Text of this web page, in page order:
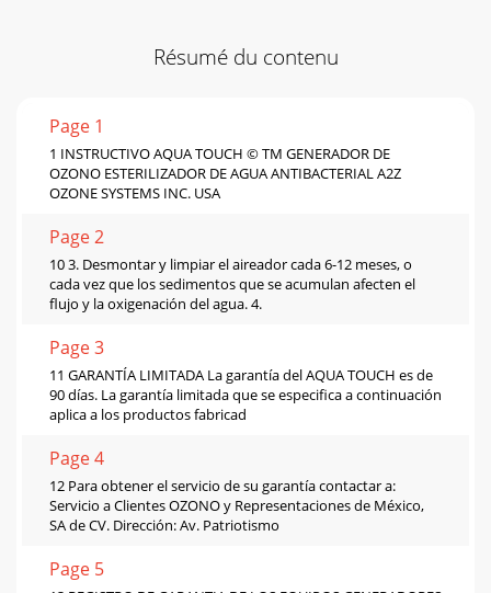
Résumé du contenu
Page 1
1 INSTRUCTIVO AQUA TOUCH © TM GENERADOR DE
OZONO ESTERILIZADOR DE AGUA ANTIBACTERIAL A2Z
OZONE SYSTEMS INC. USA
Page 2
10 3. Desmontar y limpiar el aireador cada 6-12 meses, o
cada vez que los sedimentos que se acumulan afecten el
flujo y la oxigenación del agua. 4.
Page 3
11 GARANTÍA LIMITADA La garantía del AQUA TOUCH es de
90 días. La garantía limitada que se especifica a continuación
aplica a los productos fabricad
Page 4
12 Para obtener el servicio de su garantía contactar a:
Servicio a Clientes OZONO y Representaciones de México,
SA de CV. Dirección: Av. Patriotismo
Page 5